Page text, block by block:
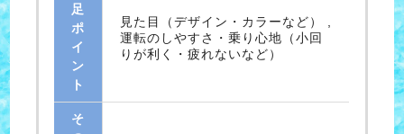
足
ポ
イ
ン
ト
見た目（デザイン・カラーなど） ,
運転のしやすさ・乗り心地（小回
りが利く・疲れないなど）
そ